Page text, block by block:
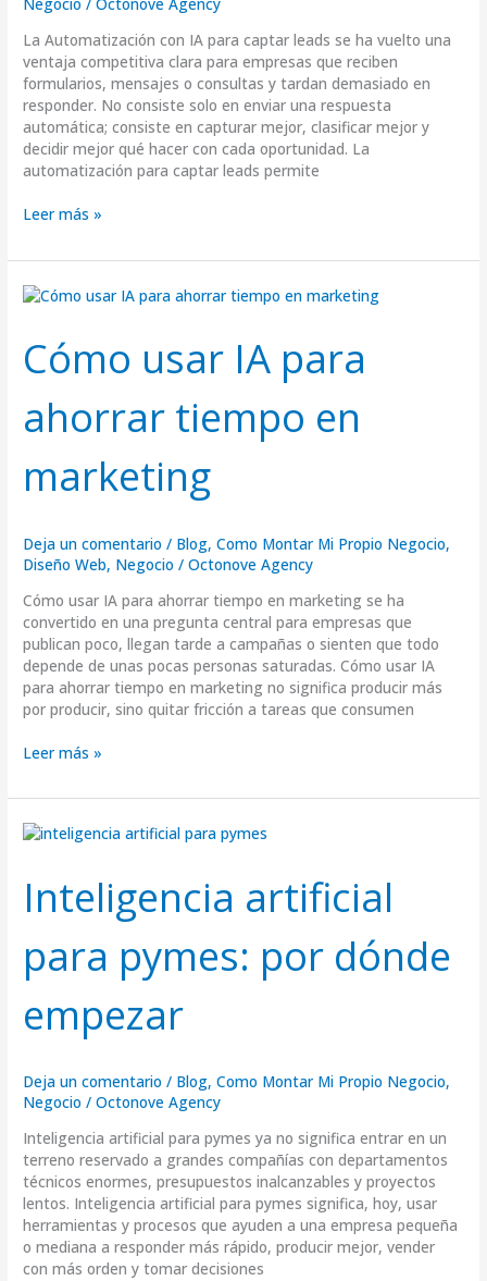
La Automatización con IA para captar leads se ha vuelto una
ventaja competitiva clara para empresas que reciben
formularios, mensajes o consultas y tardan demasiado en
responder. No consiste solo en enviar una respuesta
automática; consiste en capturar mejor, clasificar mejor y
decidir mejor qué hacer con cada oportunidad. La
automatización para captar leads permite
Leer más »
Cómo usar IA para
ahorrar tiempo en
marketing
Deja un comentario / Blog,Como Montar Mi Propio Negocio,
Diseño Web, Negocio /Octonove Agency
Cómo usar IA para ahorrar tiempo en marketing se ha
convertido en una pregunta central para empresas que
publican poco, llegan tarde a campañas o sienten que todo
depende de unas pocas personas saturadas. Cómo usar IA
para ahorrar tiempo en marketing no significa producir más
por producir, sino quitar fricción a tareas que consumen
Cómo
para
ahorrar
tiempo
en
Leer más »
Inteligencia artificial
para pymes: por dónde
empezar
Deja un comentario / Blog,Como Montar Mi Propio Negocio,
Negocio /Octonove Agency
Inteligencia artificial para pymes ya no significa entrar en un
terreno reservado a grandes compañías con departamentos
técnicos enormes, presupuestos inalcanzables y proyectos
lentos. Inteligencia artificial para pymes significa, hoy, usar
herramientas y procesos que ayuden a una empresa pequeña
o mediana a responder más rápido, producir mejor, vender
con más orden y tomar decisiones
Inteligencia
pymes:
por
empezar